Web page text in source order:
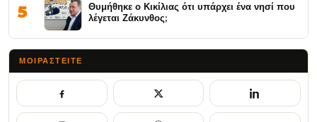
5
Θυμήθηκε ο Κικίλιας ότι υπάρχει ένα νησί που
λέγεται Ζάκυνθος;
ΜΟΙΡΑΣΤΕΊΤΕ